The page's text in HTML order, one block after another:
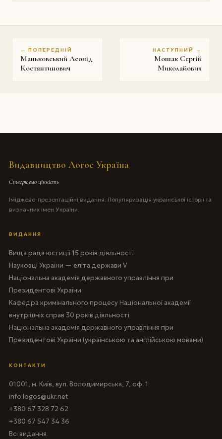
← ПОПЕРЕДНІЙ
Маньковський Леонід
Костянтинович
НАСТУПНИЙ →
Мошак Сергій
Миколайович
Видавництво Логос Україна
Створюємо цінність
Іміджево-презентаційні видання. Популяризація української історії та
визначних імен України.
ВИДАННЯ
Вища рада юстиції 15 років діяльності
Науковці України — еліта держави V
Національна академія державного управління при
Президентові України
Кафедра кримінального процесу Національної академії
внутрішніх справ 30 років діяльності
Національна академія державного управління при
Президентові України (українською та англійською мовами)
КОНТАКТИ
01001, м. Київ, вул. Володимирська, 7, оф. 1
info.logos@ukr.net
+380 67 328 72 62
+380 67 547 34 36
Всі видання